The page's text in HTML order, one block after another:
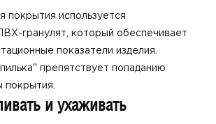
покрытия используется
гранулят, который обеспечивает
показатели изделия.
препятствует попаданию
покрытия.
и ухаживать